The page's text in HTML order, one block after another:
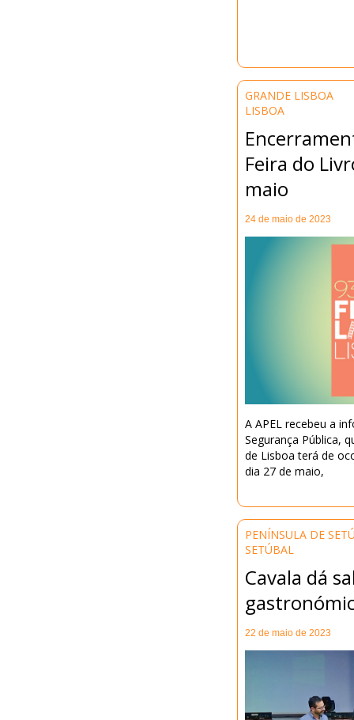
GRANDE LISBOA
LISBOA
Feira do
maio
24 de maio de 2023
A APEL recebeu a
Segurança Pública,
de Lisboa terá de
dia 27 de maio,
PENÍNSULA DE
SETÚBAL
Cavala dá
22 de maio de 2023